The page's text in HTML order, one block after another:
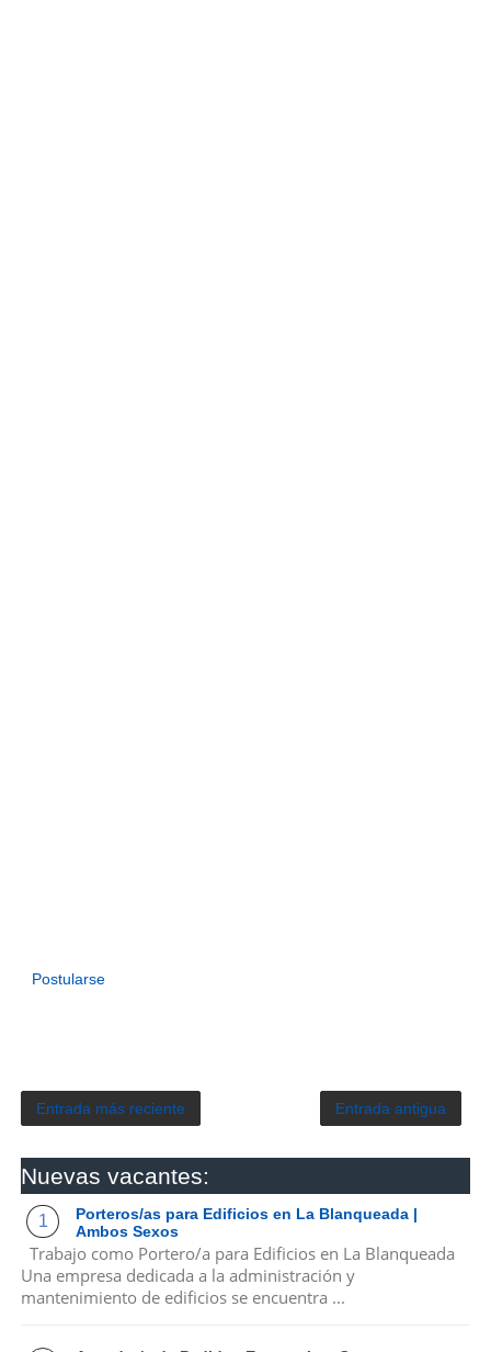
Postularse
Entrada más reciente Entrada antigua
Nuevas vacantes:
Porteros/as para Edificios en La Blanqueada |
Ambos Sexos
Trabajo como Portero/a para Edificios en La Blanqueada
Una empresa dedicada a la administración y
mantenimiento de edificios se encuentra ...